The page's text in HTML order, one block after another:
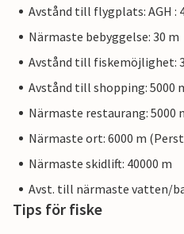
Avstånd till flygplats: AGH :
Närmaste bebyggelse: 30 m
Avstånd till fiskemöjlighet:
Avstånd till shopping: 5000
Närmaste restaurang: 5000
Närmaste ort: 6000 m
Närmaste skidlift: 40000 m
Avst. till närmaste vatten/
Tips för fiske